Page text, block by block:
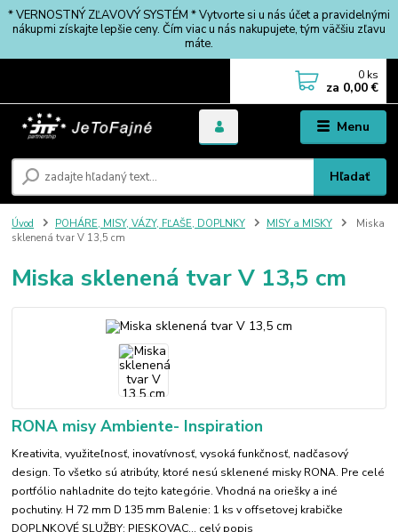
* VERNOSTNÝ ZĽAVOVÝ SYSTÉM * Vytvorte si u nás účet a pravidelnými
nákupmi získajte lepšie ceny. Čím viac u nás nakupujete, tým väčšiu zľavu
máte.
Menu
Hľadať
0 ks
za 0,00 €
Úvod POHÁRE, MISY, VÁZY, FĽAŠE, DOPLNKY MISY a MISKY
Miska
sklenená tvar V 13,5 cm
Miska sklenená tvar V 13,5 cm
RONA misy Ambiente- Inspiration
Kreativita, využiteľnosť, inovatívnosť, vysoká funkčnosť, nadčasový
design. To všetko sú atribúty, ktoré nesú sklenené misky RONA. Pre celé
portfólio nahladnite do tejto kategórie. Vhodná na oriešky a iné
pochutiny. H 72 mm D 135 mm Balenie: 1 ks v offsetovej krabičke
DOPLNKOVÉ SLUŽBY: PIESKOVAC... celý popis